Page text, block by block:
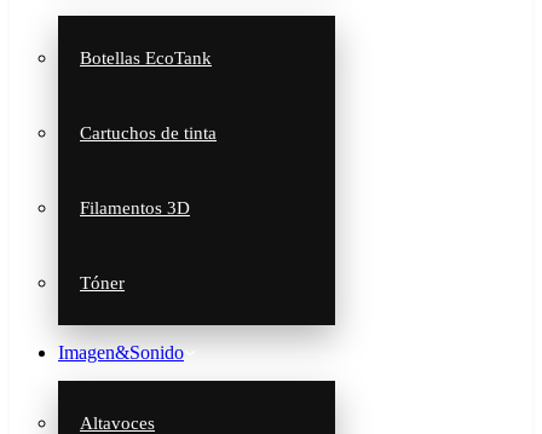
Botellas EcoTank
Cartuchos de tinta
Filamentos 3D
Tóner
Imagen&Sonido
Altavoces